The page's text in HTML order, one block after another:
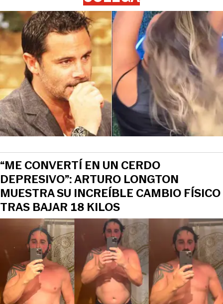
“ME CONVERTÍ EN UN CERDO
DEPRESIVO”: ARTURO LONGTON
MUESTRA SU INCREÍBLE CAMBIO FÍSICO
TRAS BAJAR 18 KILOS